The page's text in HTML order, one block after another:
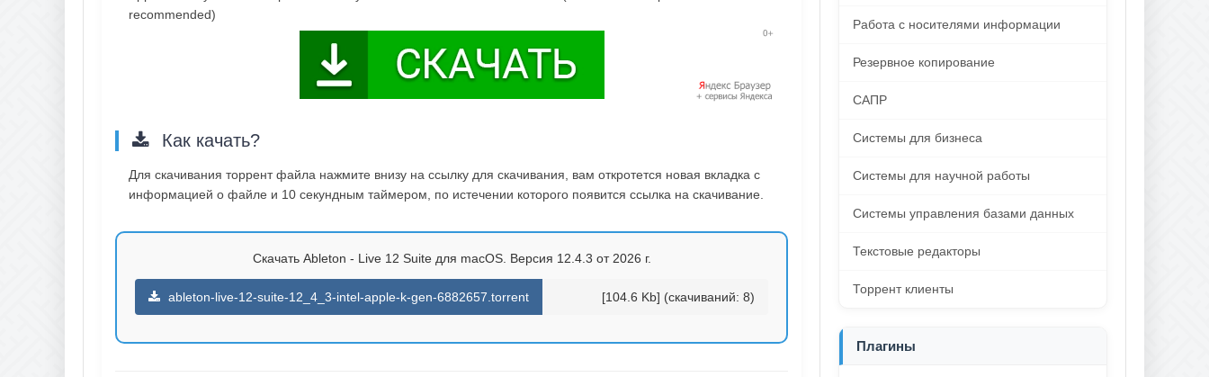
recommended)
Как качать?
Для скачивания торрент файла нажмите внизу на ссылку для скачивания, вам откротется новая вкладка с
информацией о файле и 10 секундным таймером, по истечении которого появится ссылка на скачивание.
Скачать Ableton - Live 12 Suite для macOS. Версия 12.4.3 от 2026 г.
ableton-live-12-suite-12_4_3-intel-apple-k-gen-6882657.torrent [104.6 Kb] (cкачиваний: 8)
Работа с носителями информации
Резервное копирование
САПР
Системы для бизнеса
Системы для научной работы
Системы управления базами данных
Текстовые редакторы
Торрент клиенты
Плагины